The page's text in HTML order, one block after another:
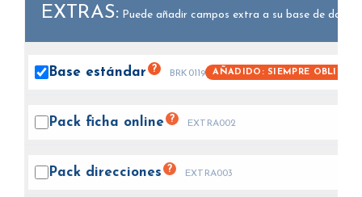
EXTRAS: Puede añadir campos extra a su base de datos.
Base estándar ? BRK0119 AÑADIDO: SIEMPRE
Pack ficha online ? EXTRA002
Pack direcciones ? EXTRA003